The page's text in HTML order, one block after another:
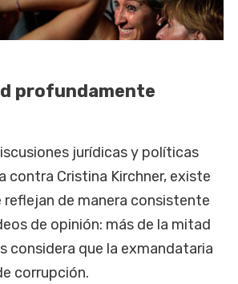
profundamente
jurídicas y políticas
contra Cristina Kirchner, existe
reflejan de manera consistente
de opinión: más de la mitad
considera que la exmandataria
corrupción.